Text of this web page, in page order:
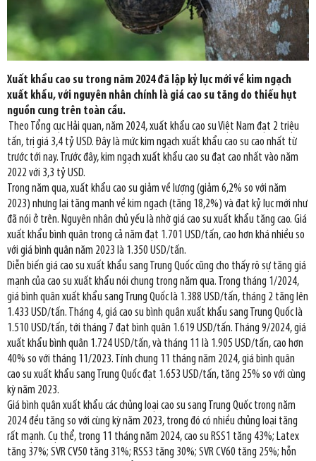
Xuất khẩu cao su trong năm 2024 đã lập kỷ lục mới về kim ngạch
xuất khẩu, với nguyên nhân chính là giá cao su tăng do thiếu hụt
nguồn cung trên toàn cầu.
Theo Tổng cục Hải quan, năm 2024, xuất khẩu cao su Việt Nam đạt 2 triệu
tấn, trị giá 3,4 tỷ USD. Đây là mức kim ngạch xuất khẩu cao su cao nhất từ
trước tới nay. Trước đây, kim ngạch xuất khẩu cao su đạt cao nhất vào năm
2022 với 3,3 tỷ USD.
Trong năm qua, xuất khẩu cao su giảm về lượng (giảm 6,2% so với năm
2023) nhưng lại tăng mạnh về kim ngạch (tăng 18,2%) và đạt kỷ lục mới như
đã nói ở trên. Nguyên nhân chủ yếu là nhờ giá cao su xuất khẩu tăng cao. Giá
xuất khẩu bình quân trong cả năm đạt 1.701 USD/tấn, cao hơn khá nhiều so
với giá bình quân năm 2023 là 1.350 USD/tấn.
Diễn biến giá cao su xuất khẩu sang Trung Quốc cũng cho thấy rõ sự tăng giá
mạnh của cao su xuất khẩu nói chung trong năm qua. Trong tháng 1/2024,
giá bình quân xuất khẩu sang Trung Quốc là 1.388 USD/tấn, tháng 2 tăng lên
1.433 USD/tấn. Tháng 4, giá cao su bình quân xuất khẩu sang Trung Quốc là
1.510 USD/tấn, tới tháng 7 đạt bình quân 1.619 USD/tấn. Tháng 9/2024, giá
xuất khẩu bình quân 1.724 USD/tấn, và tháng 11 là 1.905 USD/tấn, cao hơn
40% so với tháng 11/2023. Tính chung 11 tháng năm 2024, giá bình quân
cao su xuất khẩu sang Trung Quốc đạt 1.653 USD/tấn, tăng 25% so với cùng
kỳ năm 2023.
Giá bình quân xuất khẩu các chủng loại cao su sang Trung Quốc trong năm
2024 đều tăng so với cùng kỳ năm 2023, trong đó có nhiều chủng loại tăng
rất mạnh. Cụ thể, trong 11 tháng năm 2024, cao su RSS1 tăng 43%; Latex
tăng 37%; SVR CV50 tăng 31%; RSS3 tăng 30%; SVR CV60 tăng 25%; hỗn